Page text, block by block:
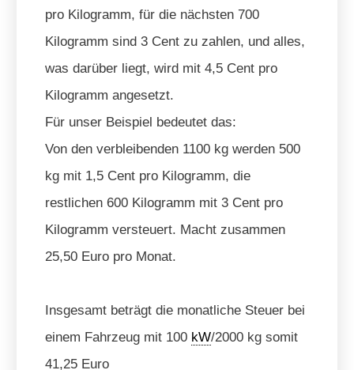
pro Kilogramm, für die nächsten 700
Kilogramm sind 3 Cent zu zahlen, und alles,
was darüber liegt, wird mit 4,5 Cent pro
Kilogramm angesetzt.
Für unser Beispiel bedeutet das:
Von den verbleibenden 1100 kg werden 500
kg mit 1,5 Cent pro Kilogramm, die
restlichen 600 Kilogramm mit 3 Cent pro
Kilogramm versteuert. Macht zusammen
25,50 Euro pro Monat.
Insgesamt beträgt die monatliche Steuer bei
einem Fahrzeug mit 100 kW/2000 kg somit
41,25 Euro